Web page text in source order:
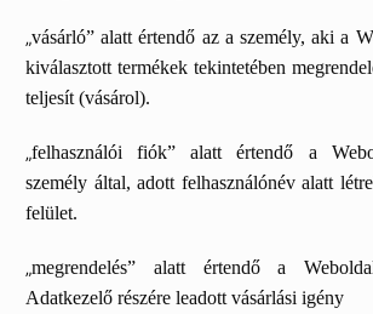
„vásárló” alatt értendő az a személy, aki a
kiválasztott termékek tekintetében
teljesít (vásárol).
„felhasználói fiók” alatt értendő a
személy által, adott felhasználónév alatt
felület.
„megrendelés” alatt értendő a
Adatkezelő részére leadott vásárlási igény